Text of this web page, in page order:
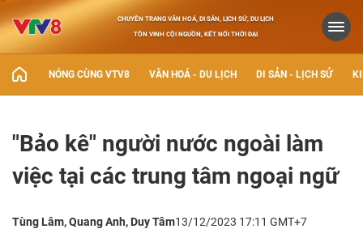
CHUYÊN TRANG VĂN HOÁ, DI SẢN, LỊCH SỬ, DU LỊCH
TÔN VINH CỘI NGUỒN, KẾT NỐI THỜI ĐẠI
NÓNG CÙNG VTV8 VĂN HOÁ - DU LỊCH DI SẢN - LỊCH SỬ
"Bảo kê" người nước ngoài làm
việc tại các trung tâm ngoại ngữ
Tùng Lâm, Quang Anh, Duy Tâm13/12/2023 17:11 GMT+7